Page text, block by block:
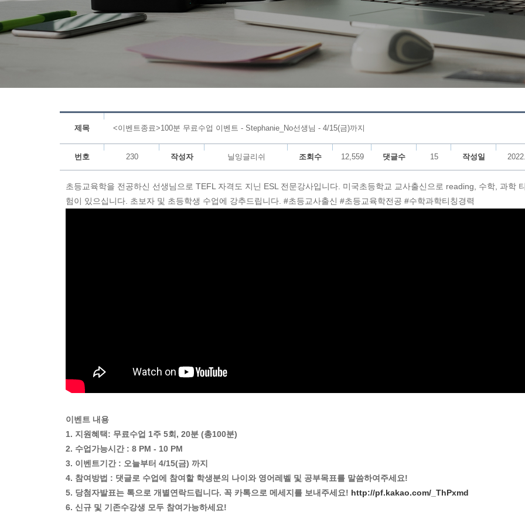
제목 <이벤트종료>100분 무료수업 이벤트 - Stephanie_No선생님 - 4/15(금)까지
번호 230 작성자 닐잉글리쉬 조회수 12,559 댓글수 15 작성일
초등교육학을 전공하신 선생님으로 TEFL 자격도 지닌 ESL 전문강사입니다. 미국초등학교 교사출신으로 reading, 수학, 과학
험이 있으십니다. 초보자 및 초등학생 수업에 강추드립니다. #초등교사출신 #초등교육학전공 #수학과학티칭경력
이벤트 내용
1. 지원혜택: 무료수업 1주 5회, 20분 (총100분)
2. 수업가능시간 : 8 PM - 10 PM
3. 이벤트기간 : 오늘부터 4/15(금) 까지
4. 참여방법 : 댓글로 수업에 참여할 학생분의 나이와 영어레벨 및 공부목표를 말씀하여주세요!
5. 당첨자발표는 톡으로 개별연락드립니다. 꼭 카톡으로 메세지를 보내주세요! http://pf.kakao.com/_ThPxmd
6. 신규 및 기존수강생 모두 참여가능하세요!